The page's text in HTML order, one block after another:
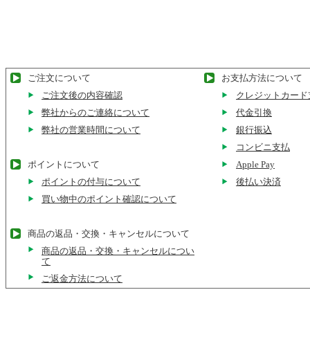
ご注文について
お支払方法について
ご注文後の内容確認
クレジットカー
弊社からのご連絡について
代金引換
弊社の営業時間について
銀行振込
コンビニ支払
ポイントについて
Apple Pay
ポイントの付与について
後払い決済
買い物中のポイント確認について
商品の返品・交換・キャンセルについて
商品の返品・交換・キャンセルについ
て
ご返金方法について